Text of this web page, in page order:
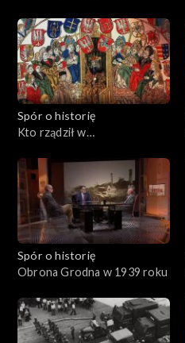
Spór o historię
Kto rządził w
Spór o historię
Obrona Grodna w 1939 roku